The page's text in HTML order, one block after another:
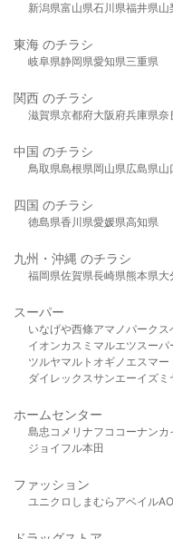
新潟県富山県石川県福井県山
東海 のチラシ
岐阜県静岡県愛知県三重県
関西 のチラシ
滋賀県京都府大阪府兵庫県奈
中国 のチラシ
鳥取県島根県岡山県広島県山
四国 のチラシ
徳島県香川県愛媛県高知県
九州・沖縄 のチラシ
福岡県佐賀県長崎県熊本県大
スーパー
いなげや西條アマノパークス
イオンカスミ マルエツスーパ
ツルヤマルト オギノ エスマー
ダイレックスサンエーイズミ
ホームセンター
島忠 コメリ ナフコ コーナンカ
ジョイフル本田
ファッション
ユニクロ しまむら アベイル